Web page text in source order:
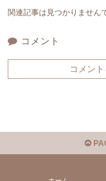
関連記事は見つかりません
コメント
コメン